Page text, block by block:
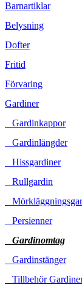
Barnartiklar
Belysning
Dofter
Fritid
Förvaring
Gardiner
Gardinkappor
Gardinlängder
Hissgardiner
Rullgardin
Persienner
Gardinomtag
Gardinstänger
Tillbehör